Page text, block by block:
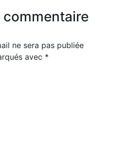
commentaire
ne sera pas publiée
avec *